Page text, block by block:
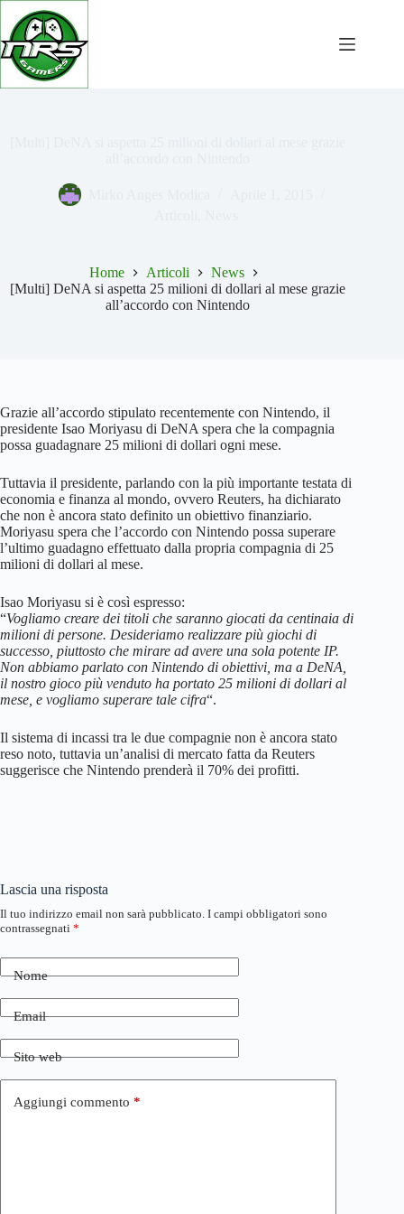
Salta
contenuto
Home Articoli
News
[Multi] DeNA si aspetta 25 milioni di dollari al mese grazie
all’accordo con Nintendo
Grazie all’accordo stipulato recentemente con Nintendo, il
presidente Isao Moriyasu di DeNA spera che la compagnia
possa guadagnare 25 milioni di dollari ogni mese.
Tuttavia il presidente, parlando con la più importante testata di
economia e finanza al mondo, ovvero Reuters, ha dichiarato
che non è ancora stato definito un obiettivo finanziario.
Moriyasu spera che l’accordo con Nintendo possa superare
l’ultimo guadagno effettuato dalla propria compagnia di 25
milioni di dollari al mese.
Isao Moriyasu si è così espresso:
“Vogliamo creare dei titoli che saranno giocati da centinaia di
milioni di persone. Desideriamo realizzare più giochi di
successo, piuttosto che mirare ad avere una sola potente IP.
Non abbiamo parlato con Nintendo di obiettivi, ma a DeNA,
il nostro gioco più venduto ha portato 25 milioni di dollari al
mese, e vogliamo superare tale cifra“.
Il sistema di incassi tra le due compagnie non è ancora stato
reso noto, tuttavia un’analisi di mercato fatta da Reuters
suggerisce che Nintendo prenderà il 70% dei profitti.
Lascia una risposta
Il tuo indirizzo email non sarà pubblicato. I campi obbligatori sono
contrassegnati *
Nome
Email
Sito web
Aggiungi commento *